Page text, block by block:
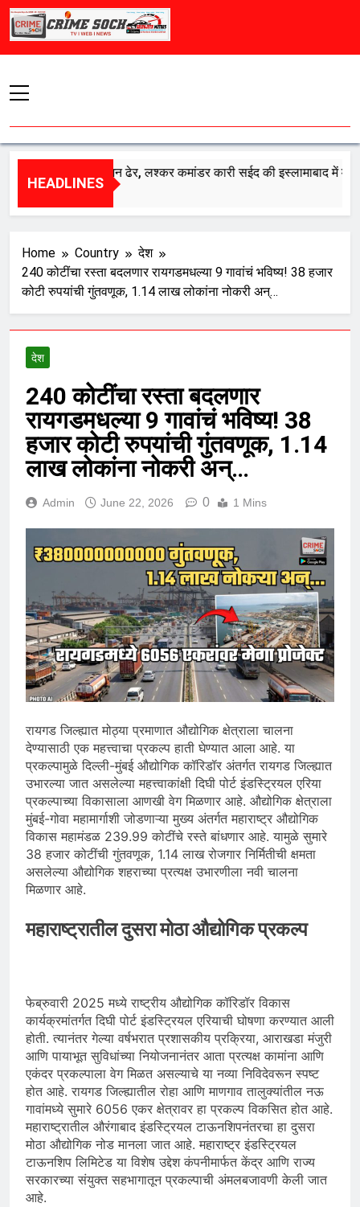
Skip
HEADLINES
का एक और दुश्मन ढेर, लश्कर कमांडर कारी सईद की इस्लामाबाद में मौत
Home Country
देश
240 कोटींचा रस्ता बदलणार रायगडमधल्या 9 गावांचं भविष्य! 38 हजार
कोटी रुपयांची गुंतवणूक, 1.14 लाख लोकांना नोकरी अन्…
देश
240 कोटींचा रस्ता बदलणार
रायगडमधल्या 9 गावांचं भविष्य! 38
हजार कोटी रुपयांची गुंतवणूक, 1.14
लाख लोकांना नोकरी अन्…
Admin June 22, 2026 0 1 Mins
रायगड जिल्ह्यात मोठ्या प्रमाणात औद्योगिक क्षेत्राला चालना
देण्यासाठी एक महत्त्वाचा प्रकल्प हाती घेण्यात आला आहे. या
प्रकल्पामुळे दिल्ली-मुंबई औद्योगिक कॉरिडॉर अंतर्गत रायगड जिल्ह्यात
उभारल्या जात असलेल्या महत्त्वाकांक्षी दिघी पोर्ट इंडस्ट्रियल एरिया
प्रकल्पाच्या विकासाला आणखी वेग मिळणार आहे. औद्योगिक क्षेत्राला
मुंबई-गोवा महामार्गाशी जोडणाऱ्या मुख्य अंतर्गत महाराष्ट्र औद्योगिक
विकास महामंडळ 239.99 कोटींचे रस्ते बांधणार आहे. यामुळे सुमारे
38 हजार कोटींची गुंतवणूक, 1.14 लाख रोजगार निर्मितीची क्षमता
असलेल्या औद्योगिक शहराच्या प्रत्यक्ष उभारणीला नवी चालना
मिळणार आहे.
महाराष्ट्रातील दुसरा मोठा औद्योगिक प्रकल्प
फेब्रुवारी 2025 मध्ये राष्ट्रीय औद्योगिक कॉरिडॉर विकास
कार्यक्रमांतर्गत दिघी पोर्ट इंडस्ट्रियल एरियाची घोषणा करण्यात आली
होती. त्यानंतर गेल्या वर्षभरात प्रशासकीय प्रक्रिया, आराखडा मंजुरी
आणि पायाभूत सुविधांच्या नियोजनानंतर आता प्रत्यक्ष कामांना आणि
एकंदर प्रकल्पाला वेग मिळत असल्याचे या नव्या निविदेवरून स्पष्ट
होत आहे. रायगड जिल्ह्यातील रोहा आणि माणगाव तालुक्यांतील नऊ
गावांमध्ये सुमारे 6056 एकर क्षेत्रावर हा प्रकल्प विकसित होत आहे.
महाराष्ट्रातील औरंगाबाद इंडस्ट्रियल टाऊनशिपनंतरचा हा दुसरा
मोठा औद्योगिक नोड मानला जात आहे. महाराष्ट्र इंडस्ट्रियल
टाऊनशिप लिमिटेड या विशेष उद्देश कंपनीमार्फत केंद्र आणि राज्य
सरकारच्या संयुक्त सहभागातून प्रकल्पाची अंमलबजावणी केली जात
आहे.